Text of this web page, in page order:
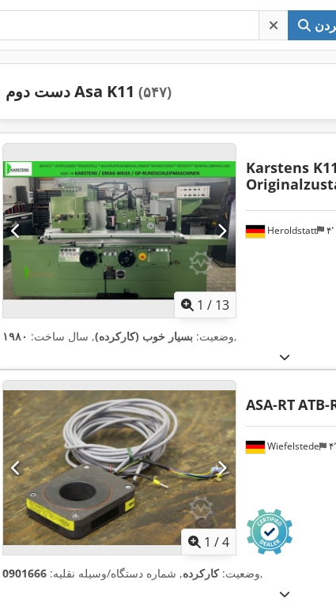
دست دوم Asa K11 (۵۴۷)
1 / 13
Heroldstatt
Karstens
وضعیت: بسیار خوب (کارکرده), سال ساخت: ۱۹۸۰ ,
1 /4
Wiefelstede
ASA-RTATB-
وضعیت:کارکرده, شماره دستگاه/وسیله نقلیه: 0901666 ,